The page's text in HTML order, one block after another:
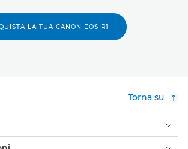
LA TUA CANON EOS R1
Torna su